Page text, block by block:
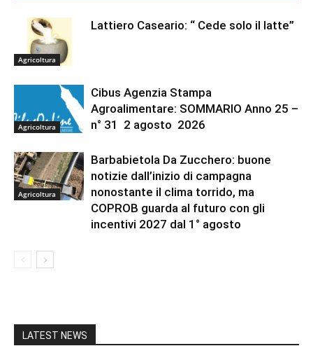
Agricoltura
Lattiero Caseario: “ Cede solo il latte”
Agricoltura
Cibus Agenzia Stampa
Agroalimentare: SOMMARIO Anno 25 –
n° 31 2 agosto 2026
Agricoltura
Barbabietola Da Zucchero: buone
notizie dall’inizio di campagna
nonostante il clima torrido, ma
COPROB guarda al futuro con gli
incentivi 2027 dal 1° agosto
LATEST NEWS